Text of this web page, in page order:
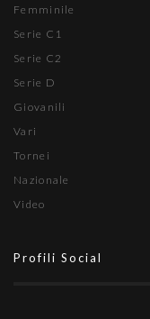
Femminile
Serie C1
Serie C2
Serie D
Giovanili
Vari
Tornei
Nazionale
Video
Profili Social